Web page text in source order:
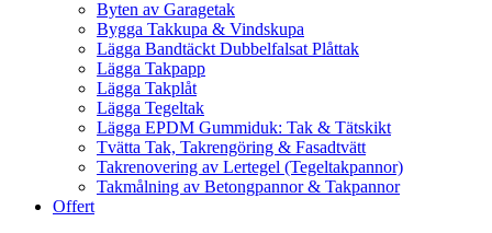
Byten av Garagetak
Bygga Takkupa & Vindskupa
Lägga Bandtäckt Dubbelfalsat Plåttak
Lägga Takpapp
Lägga Takplåt
Lägga Tegeltak
Lägga EPDM Gummiduk: Tak & Tätskikt
Tvätta Tak, Takrengöring & Fasadtvätt
Takrenovering av Lertegel (Tegeltakpannor)
Takmålning av Betongpannor & Takpannor
Offert